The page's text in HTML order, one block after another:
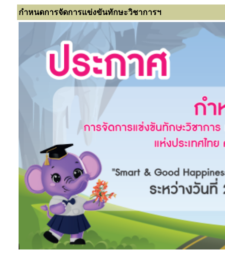
กำหนดการจัดการแข่งขันทักษะวิชาการฯ